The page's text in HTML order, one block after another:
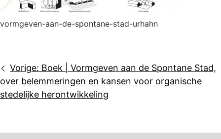
vormgeven-aan-de-spontane-stad-urhahn
Bericht
navigatie
Vorige: Boek | Vormgeven aan de Spontane Stad,
over belemmeringen en kansen voor organische
stedelijke herontwikkeling